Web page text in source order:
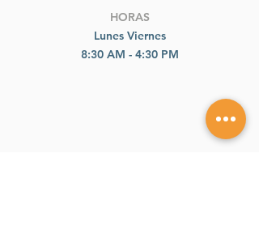
HORAS
Lunes Viernes
8:30 AM - 4:30 PM